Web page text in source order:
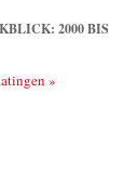
2000 BIS
»